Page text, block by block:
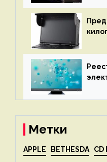
до 3
Метки
APPLE BETHESDA CD